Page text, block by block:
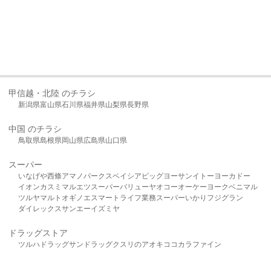
甲信越・北陸 のチラシ
新潟県富山県石川県福井県山梨県長野県
中国 のチラシ
鳥取県島根県岡山県広島県山口県
スーパー
いなげや西條アマノパークスベイシア ビッグヨーサンイトーヨーカドー
イオンカスミ マルエツスーパーバリューヤオコーオーケー ヨークベニマル
ツルヤマルト オギノ エスマート ライフ業務スーパーいかり フジグラン
ダイレックスサンエーイズミヤ
ドラッグストア
ツルハドラッグサンドラッグクスリのアオキ ココカラファイン